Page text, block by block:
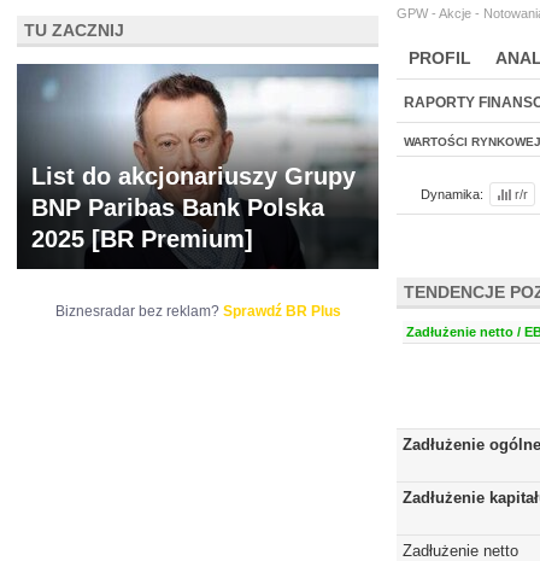
GPW - Akcje -
PROFIL
WYCENA BR
RAPORTY
WARTOŚCI RYNKOWEJ
Dynamika: r/r
TENDENCJE
Zadłużenie netto /
Zadłużenie ogólne
Zadłużenie
Zadłużenie netto
TU ZACZNIJ
List do akcjonariuszy Grupy
BNP Paribas Bank Polska
2025 [BR Premium]
Biznesradar bez reklam? Sprawdź BR Plus